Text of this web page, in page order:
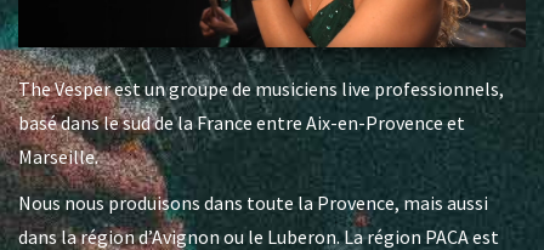
The Vesper est un groupe de musiciens live professionnels,
basé dans le sud de la France entre Aix-en-Provence et
Marseille.
Nous nous produisons dans toute la Provence, mais aussi
dans la région d’Avignon ou le Luberon. La région PACA est